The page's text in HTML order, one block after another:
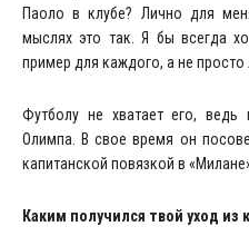
Паоло в клубе? Лично для
мыслях это так. Я бы всегда
пример для каждого, а не просто
Футболу не хватает его,
Олимпа. В свое время он
капитанской повязкой в
Каким получился твой уход из